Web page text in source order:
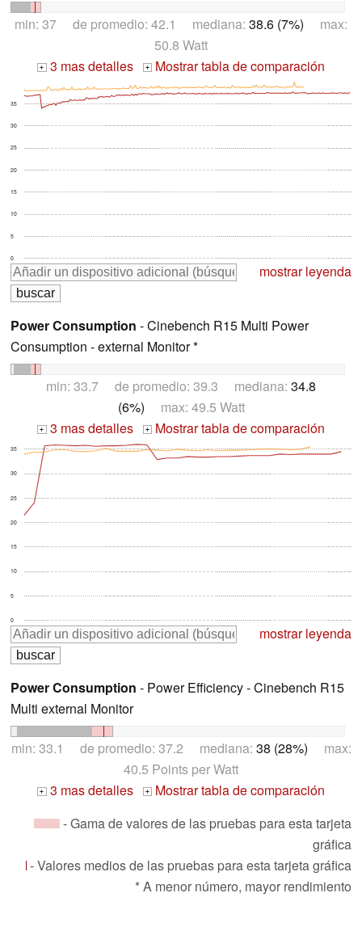
min: 37 de promedio: 42.1 mediana: 38.6 (7%) max:
50.8 Watt
+ 3 mas detalles + Mostrar tabla de comparación
0
5
10
15
20
25
30
35
mostrar leyenda
Power Consumption - Cinebench R15 Multi Power
Consumption - external Monitor *
min: 33.7 de promedio: 39.3 mediana: 34.8
(6%) max: 49.5 Watt
+ 3 mas detalles + Mostrar tabla de comparación
0
5
10
15
20
25
30
35
mostrar leyenda
Power Consumption - Power Efficiency - Cinebench R15
Multi external Monitor
min: 33.1 de promedio: 37.2 mediana: 38 (28%) max:
40.5 Points per Watt
+ 3 mas detalles +
Mostrar tabla de comparación
- Gama de valores de las pruebas para esta tarjeta
gráfica
- Valores medios de las pruebas para esta tarjeta gráfica
* A menor número, mayor rendimiento